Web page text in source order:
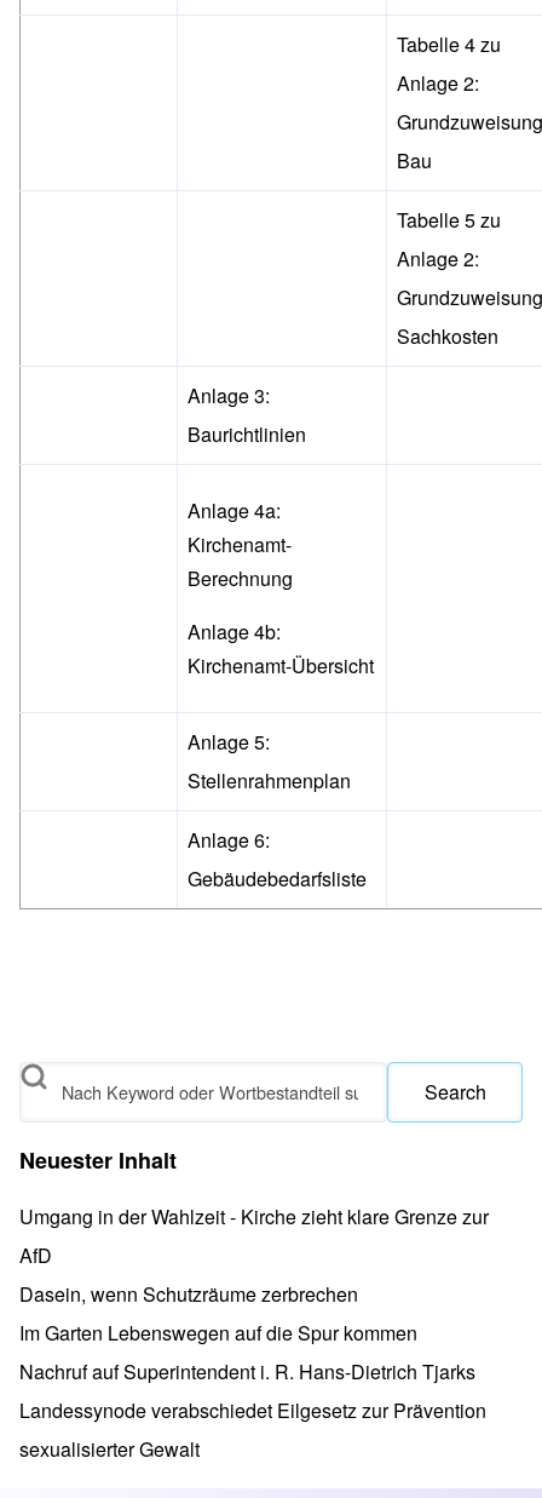
Tabelle 4 zu
Anlage 2:
Grundzuweisung
Bau
Tabelle 5 zu
Anlage 2:
Grundzuweisung
Sachkosten
Anlage 3:
Baurichtlinien
Anlage 4a:
Kirchenamt-
Berechnung
Anlage 4b:
Kirchenamt-Übersicht
Anlage 5:
Stellenrahmenplan
Anlage 6:
Gebäudebedarfsliste
Search
Neuester Inhalt
Umgang in der Wahlzeit - Kirche zieht klare Grenze zur
AfD
Dasein, wenn Schutzräume zerbrechen
Im Garten Lebenswegen auf die Spur kommen
Nachruf auf Superintendent i. R. Hans-Dietrich Tjarks
Landessynode verabschiedet Eilgesetz zur Prävention
sexualisierter Gewalt